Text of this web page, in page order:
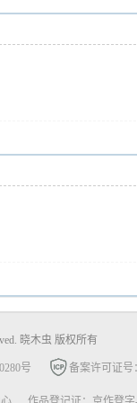
晓木虫 版权所有
号 备案许可证号